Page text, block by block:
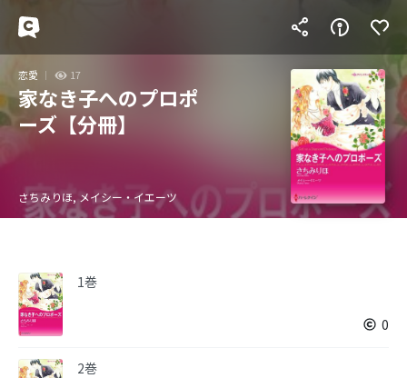
恋愛 17
家なき子へのプロポ
ーズ【分冊】
さちみりほ, メイシー・イエーツ
1巻
0
2巻